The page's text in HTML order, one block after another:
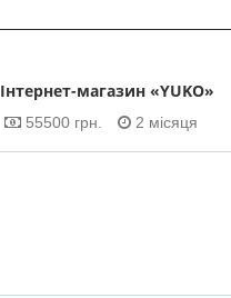
Інтернет-магазин «YUKO»
55500 грн. 2 місяця